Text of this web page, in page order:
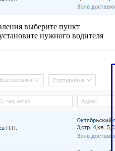
выберите пункт
нужного водителя